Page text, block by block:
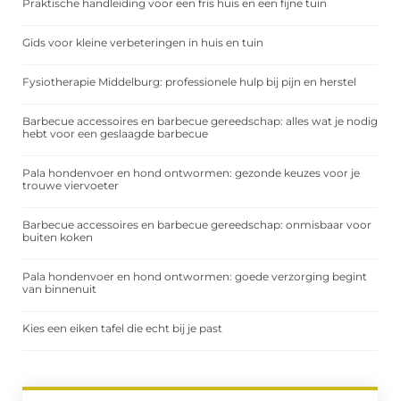
Praktische handleiding voor een fris huis en een fijne tuin
Gids voor kleine verbeteringen in huis en tuin
Fysiotherapie Middelburg: professionele hulp bij pijn en herstel
Barbecue accessoires en barbecue gereedschap: alles wat je nodig
hebt voor een geslaagde barbecue
Pala hondenvoer en hond ontwormen: gezonde keuzes voor je
trouwe viervoeter
Barbecue accessoires en barbecue gereedschap: onmisbaar voor
buiten koken
Pala hondenvoer en hond ontwormen: goede verzorging begint
van binnenuit
Kies een eiken tafel die echt bij je past